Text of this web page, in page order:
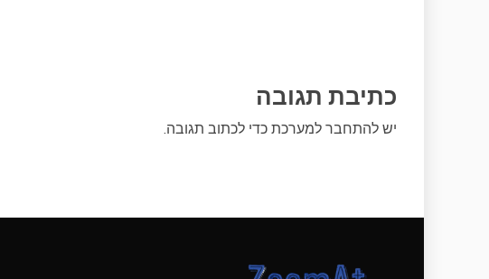
כתיבת תגובה
יש להתחבר למערכת כדי לכתוב תגובה.